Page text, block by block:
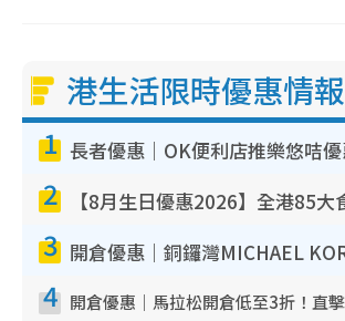
港生活限時優惠情報
1
2
3
4